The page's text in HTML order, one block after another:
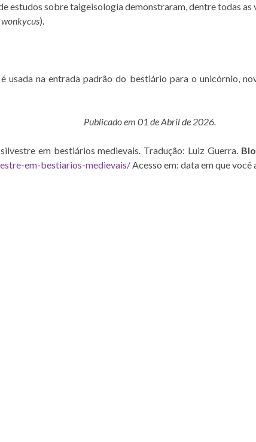
estudos sobre taigeisologia demonstraram, dentre todas as
wonkycus).
usada na entrada padrão do bestiário para o unicórnio,
Publicado em 01 de Abril de 2026.
em bestiários medievais. Tradução: Luiz Guerra.
em-bestiarios-medievais/Acesso em: data em que você